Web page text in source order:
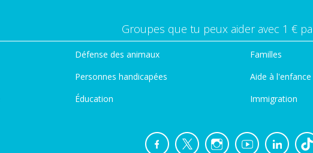
Groupes que tu peux aider avec 1 €
Défense des animaux
Personnes handicapées
Éducation
Familles
Aide à l'enfance
Immigration